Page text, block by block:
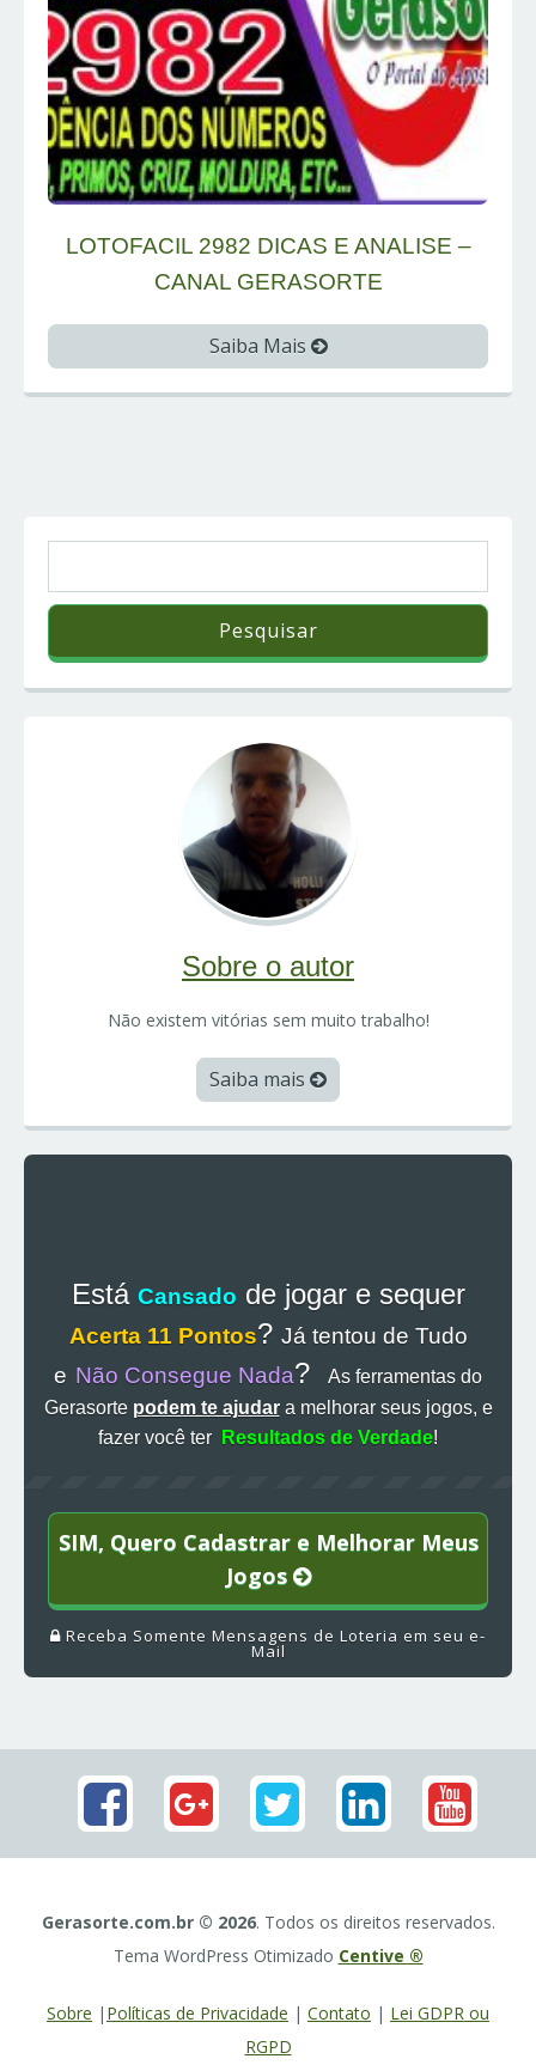
LOTOFACIL 2982 DICAS E ANALISE –
CANAL GERASORTE
Saiba Mais
Sobre o autor
Não existem vitórias sem muito trabalho!
Saiba mais
Está Cansado de jogar e sequer
Acerta 11 Pontos? Já tentou de Tudo
e Não Consegue Nada?
As ferramentas do
Gerasorte podem te ajudara melhorar seus jogos, e
fazer você ter
Resultados de Verdade!
SIM, Quero Cadastrar e Melhorar Meus
Jogos
Receba Somente Mensagens de Loteria em seu e-
Mail
Gerasorte.com.br © 2026. Todos os direitos reservados.
Tema WordPress Otimizado Centive ®
Sobre | Políticas de Privacidade | Contato | Lei GDPR ou
RGPD